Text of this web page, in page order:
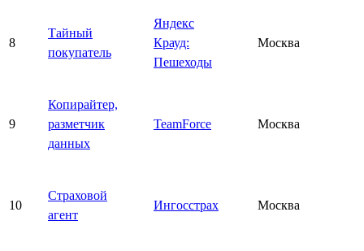
8
Тайный
покупатель
Яндекс
Крауд:
Пешеходы
Москва
9
Копирайтер,
разметчик
данных
TeamForce Москва
10
Страховой
агент
Ингосстрах Москва